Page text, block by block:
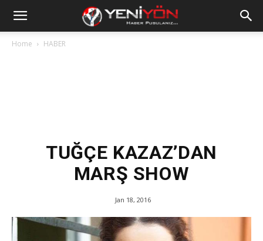
Home HABER
TUĞÇE KAZAZ’DAN
MARŞ SHOW
Jan 18, 2016